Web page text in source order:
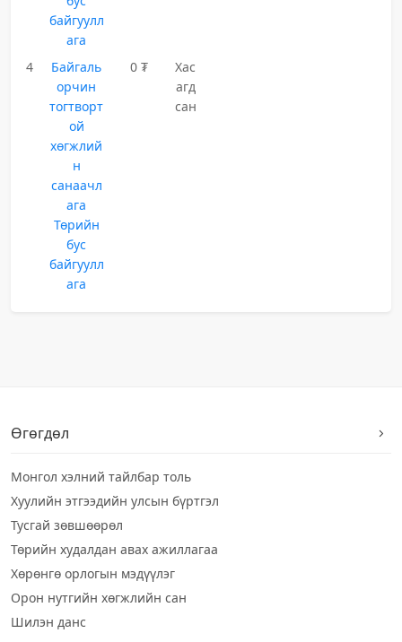
байгуулл
ага
4
Байгаль
орчин
тогтворт
ой
хөгжлий
н
санаачл
ага
Төрийн
бус
байгуулл
ага
0 ₮
Хас
агд
сан
Өгөгдөл
Монгол хэлний тайлбар толь
Хуулийн этгээдийн улсын бүртгэл
Тусгай зөвшөөрөл
Төрийн худалдан авах ажиллагаа
Хөрөнгө орлогын мэдүүлэг
Орон нутгийн хөгжлийн сан
Шилэн данс